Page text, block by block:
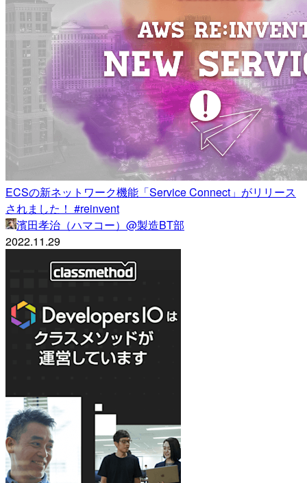
ECSの新ネットワーク機能「Service Connect」がリリース
されました！ #reinvent
濱田孝治（ハマコー）@製造BT部
2022.11.29